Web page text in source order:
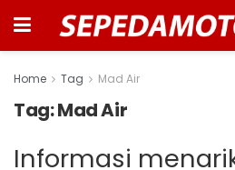
Home Tag Mad Air
Tag:Mad Air
Informasi